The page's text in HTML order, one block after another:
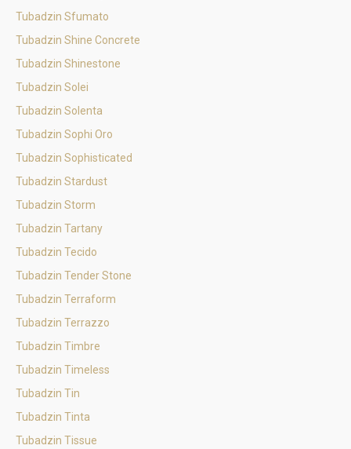
Tubadzin Sfumato
Tubadzin Shine Concrete
Tubadzin Shinestone
Tubadzin Solei
Tubadzin Solenta
Tubadzin Sophi Oro
Tubadzin Sophisticated
Tubadzin Stardust
Tubadzin Storm
Tubadzin Tartany
Tubadzin Tecido
Tubadzin Tender Stone
Tubadzin Terraform
Tubadzin Terrazzo
Tubadzin Timbre
Tubadzin Timeless
Tubadzin Tin
Tubadzin Tinta
Tubadzin Tissue